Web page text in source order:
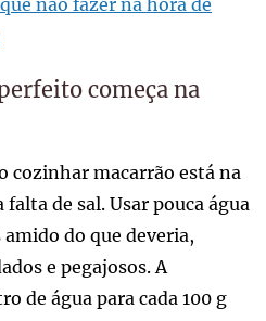
começa na
cozinhar macarrão está na
de sal. Usar pouca água
do que deveria,
e pegajosos. A
de água para cada 100 g